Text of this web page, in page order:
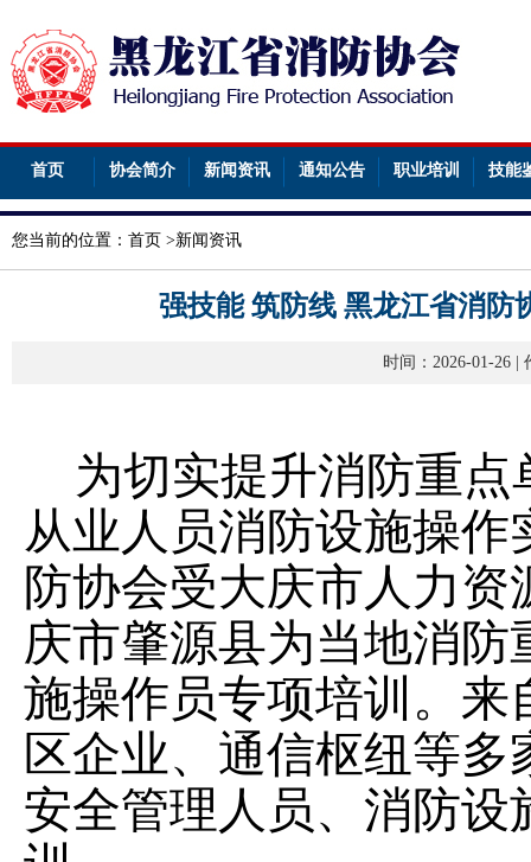
首页 协会简介 新闻资讯 通知公告 职业培训 技能
您当前的位置： 首页 >新闻资讯
强技能 筑防线 黑龙江省消防
时间：2026-01-26 |
为切实提升消防重
从业人员消防设施操
防协会受大庆市人力资
庆市肇源县为当地消
施操作员专项培训。来
区企业、通信枢纽等多
安全管理人员、消防